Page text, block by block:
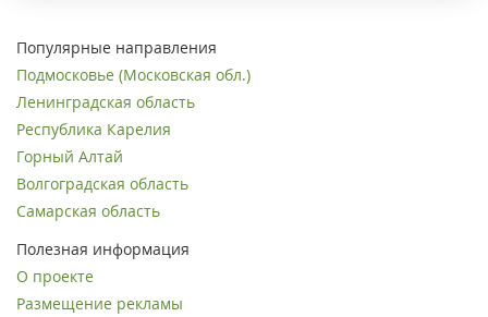
Популярные направления
Подмосковье (Московская обл.)
Ленинградская область
Республика Карелия
Горный Алтай
Волгоградская область
Самарская область
Полезная информация
О проекте
Размещение рекламы